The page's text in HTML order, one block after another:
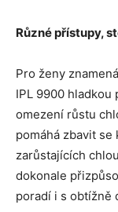
Různé přístupy,
Pro ženy
IPL 9900 hladkou
omezení růstu
pomáhá zbavit
zarůstajících
dokonale
poradí i s obtížně